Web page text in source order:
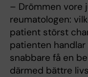
– Drömmen vore
reumatologen:
patient störst
patienten
snabbare få en
därmed bättre